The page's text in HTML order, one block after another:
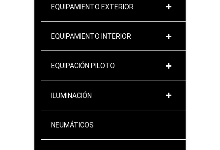
EQUIPAMIENTO EXTERIOR
EQUIPAMIENTO INTERIOR
EQUIPACIÓN PILOTO
ILUMINACIÓN
NEUMÁTICOS